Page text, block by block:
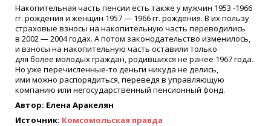
Накопительная часть пенсии есть также у мужчин 1953 -1966
гг. рождения и женщин 1957 — 1966 гг. рождения. В их пользу
страховые взносы на накопительную часть переводились
в 2002 — 2004 годах. А потом законодательство изменилось,
и взносы на накопительную часть оставили только
для более молодых граждан, родившихся не ранее 1967 года.
Но уже перечисленные-то деньги никуда не делись,
ими можно распорядиться, переведя в управляющую
компанию или негосударственный пенсионный фонд.
Автор: Елена Аракелян
Источник: Комсомольская правда